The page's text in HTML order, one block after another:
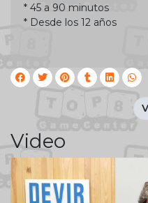
* 45 a 90 minutos
* Desde los 12 años
Video